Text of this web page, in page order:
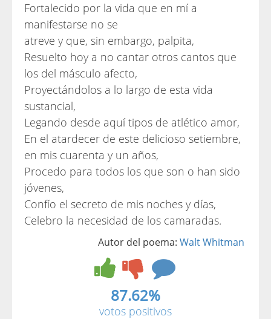
Fortalecido por la vida que en mí a
manifestarse no se
atreve y que, sin embargo, palpita,
Resuelto hoy a no cantar otros cantos que
los del másculo afecto,
Proyectándolos a lo largo de esta vida
sustancial,
Legando desde aquí tipos de atlético amor,
En el atardecer de este delicioso setiembre,
en mis cuarenta y un años,
Procedo para todos los que son o han sido
jóvenes,
Confío el secreto de mis noches y días,
Celebro la necesidad de los camaradas.
Autor del poema: Walt Whitman
87.62%
votos positivos